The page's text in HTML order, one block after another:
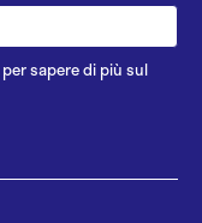
per sapere di più sul